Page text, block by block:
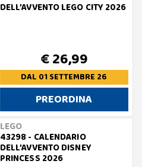
DELL’AVVENTO LEGO CITY 2026
€ 26,99
DAL 01 SETTEMBRE 26
PREORDINA
LEGO
43298 - CALENDARIO
DELL’AVVENTO DISNEY
PRINCESS 2026